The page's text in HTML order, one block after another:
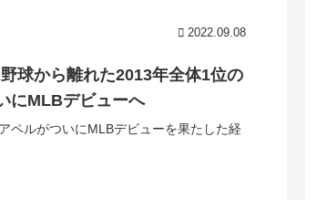
2022.09.08
球から離れた2013年全体1位の
にMLBデビューへ
ペルがついにMLBデビューを果たした経